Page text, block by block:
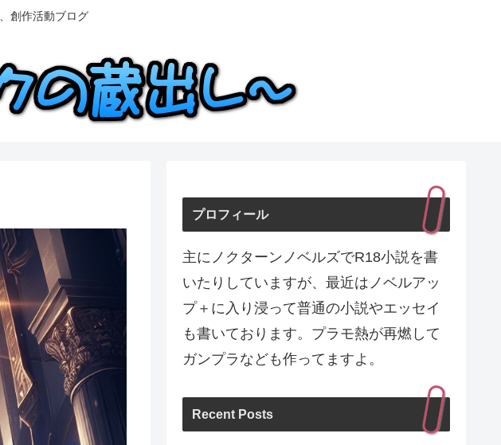
創作活動ブログ
プロフィール
主にノクターンノベルズでR18小説を書
いたりしていますが、最近はノベルアッ
プ＋に入り浸って普通の小説やエッセイ
も書いております。プラモ熱が再燃して
ガンプラなども作ってますよ。
Recent Posts